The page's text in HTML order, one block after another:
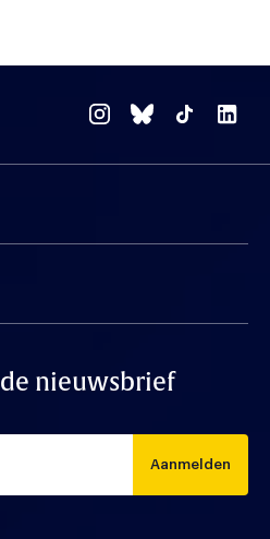
nieuwsbrief
Aanmelden